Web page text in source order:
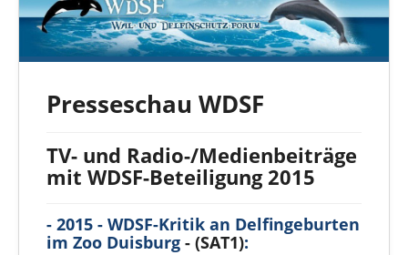
Presseschau WDSF
TV- und Radio-/Medienbeiträge
mit WDSF-Beteiligung 2015
- 2015 - WDSF-Kritik an Delfingeburten
im Zoo Duisburg - (SAT1):